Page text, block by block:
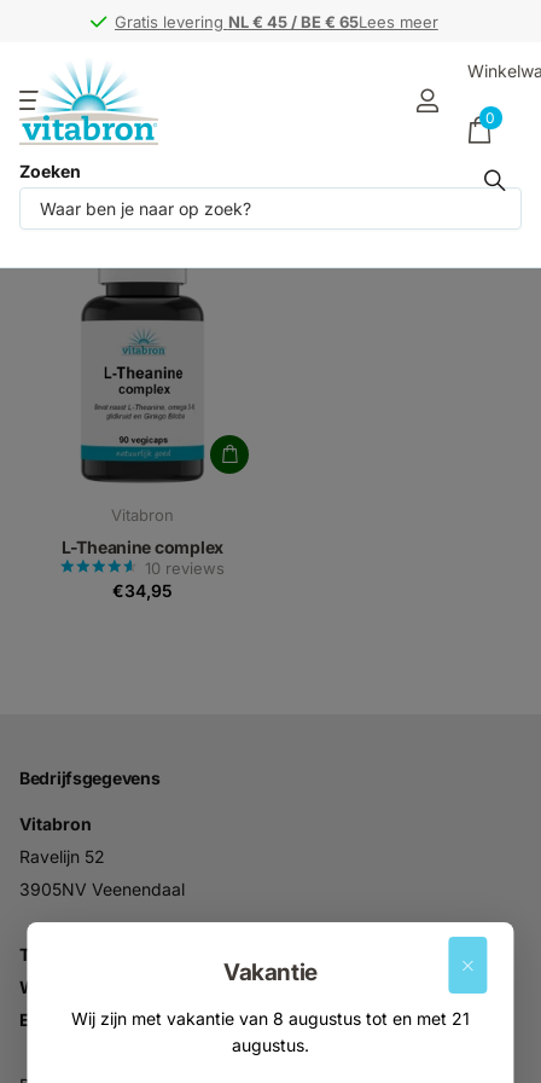
Gratis levering NL € 45 / BE € 65Lees meer
Gratis levering NL € 45 / BE € 65
Zoeken
0
Vakantie
Wij zijn met vakantie van 8 augustus tot en met 21
augustus.
Producten (1)
Vitabron
L-Theanine complex
10 reviews
€34,95
Bedrijfsgegevens
Vitabron
Ravelijn 52
3905NV Veenendaal
Tel:
Whatsapp:
Email:info@vitabron.nl